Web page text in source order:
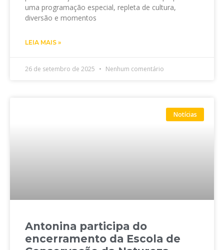
uma programação especial, repleta de cultura,
diversão e momentos
LEIA MAIS »
26 de setembro de 2025 Nenhum comentário
Notícias
Antonina participa do
encerramento da Escola de